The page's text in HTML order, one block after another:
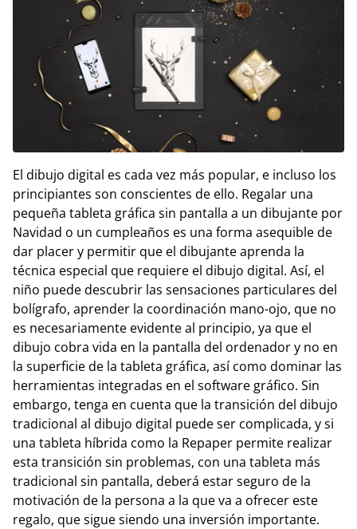
El dibujo digital es cada vez más popular, e incluso los
principiantes son conscientes de ello. Regalar una
pequeña tableta gráfica sin pantalla a un dibujante por
Navidad o un cumpleaños es una forma asequible de
dar placer y permitir que el dibujante aprenda la
técnica especial que requiere el dibujo digital. Así, el
niño puede descubrir las sensaciones particulares del
bolígrafo, aprender la coordinación mano-ojo, que no
es necesariamente evidente al principio, ya que el
dibujo cobra vida en la pantalla del ordenador y no en
la superficie de la tableta gráfica, así como dominar las
herramientas integradas en el software gráfico. Sin
embargo, tenga en cuenta que la transición del dibujo
tradicional al dibujo digital puede ser complicada, y si
una tableta híbrida como la Repaper permite realizar
esta transición sin problemas, con una tableta más
tradicional sin pantalla, deberá estar seguro de la
motivación de la persona a la que va a ofrecer este
regalo, que sigue siendo una inversión importante.